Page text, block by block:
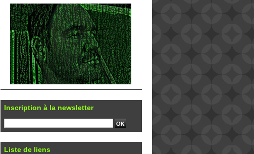
Inscription à la newsletter
Liste de liens